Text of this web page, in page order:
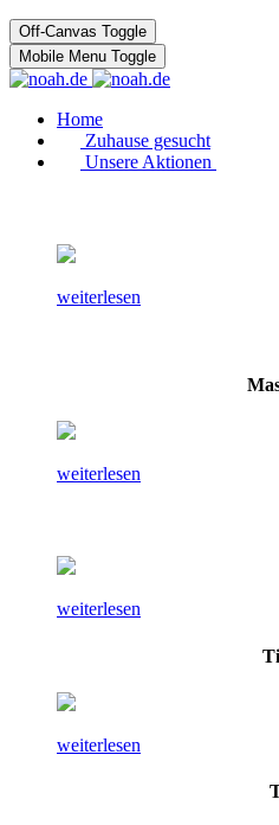
Off-Canvas Toggle
Mobile Menu Toggle
Home
Zuhause gesucht
Unsere Aktionen
weiterlesen
weiterlesen
weiterlesen
weiterlesen